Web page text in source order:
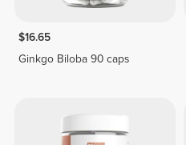
$16.65
Ginkgo Biloba 90 caps